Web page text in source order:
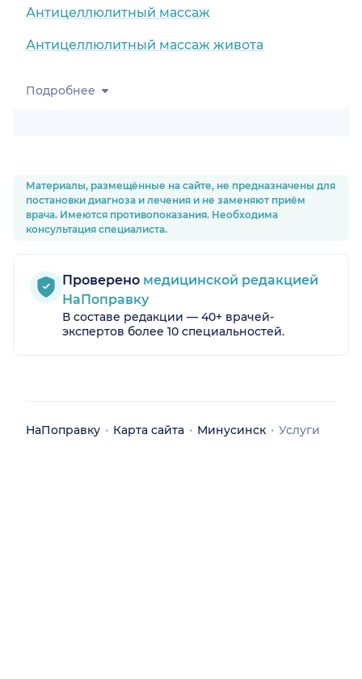
Антицеллюлитный массаж
Антицеллюлитный массаж живота
Подробнее
Материалы, размещённые на сайте, не предназначены для
постановки диагноза и лечения и не заменяют приём
врача. Имеются противопоказания. Необходима
консультация специалиста.
Проверено медицинской редакцией
НаПоправку
В составе редакции — 40+ врачей-
экспертов более 10 специальностей.
НаПоправку Карта сайта Минусинск Услуги